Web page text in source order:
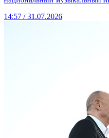
14:57 / 31.07.2026